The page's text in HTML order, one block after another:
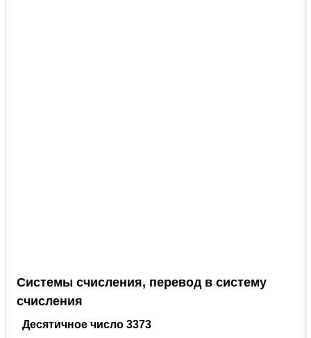
Системы счисления, перевод в систему
счисления
Десятичное число 3373